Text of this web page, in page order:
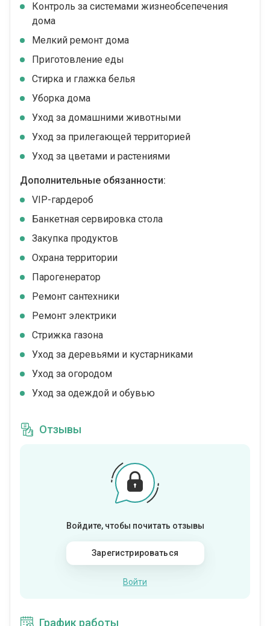
Контроль за системами жизнеобсепечения
дома
Мелкий ремонт дома
Приготовление еды
Стирка и глажка белья
Уборка дома
Уход за домашними животными
Уход за прилегающей территорией
Уход за цветами и растениями
Дополнительные обязанности:
VIP-гардероб
Банкетная сервировка стола
Закупка продуктов
Охрана территории
Парогенератор
Ремонт сантехники
Ремонт электрики
Стрижка газона
Уход за деревьями и кустарниками
Уход за огородом
Уход за одеждой и обувью
Отзывы
Войдите, чтобы почитать отзывы
Зарегистрироваться
Войти
График работы